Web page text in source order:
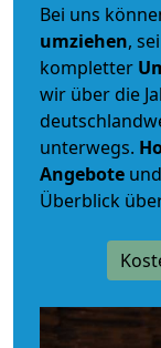
Bei uns
umziehen,
kompletter
wir über die
unterwegs.
Angebote
Überblick